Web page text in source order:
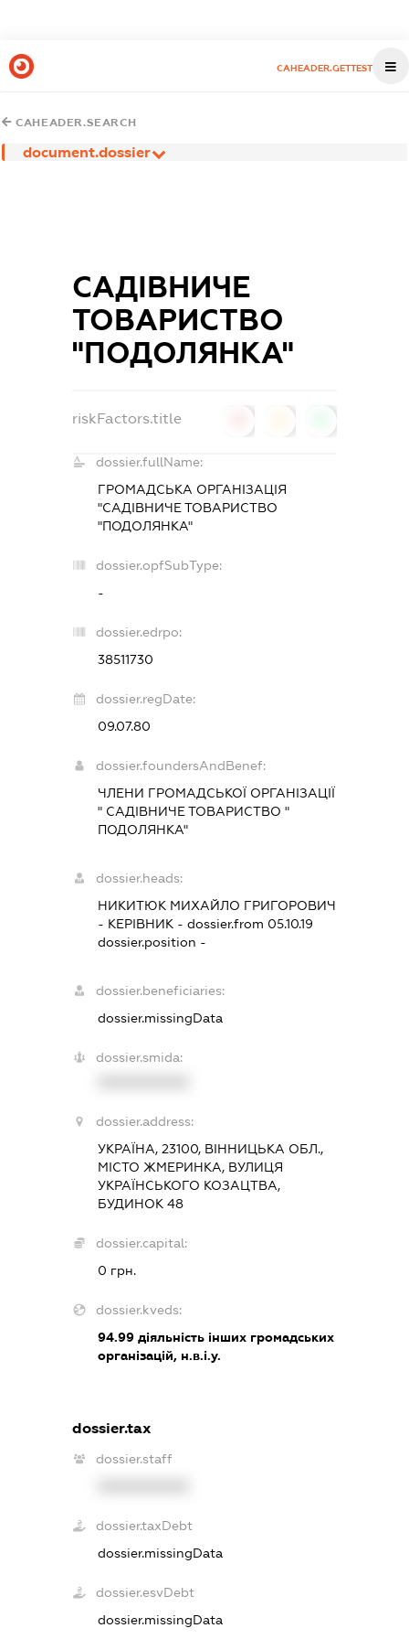
CAHEADER.GETTEST
CAHEADER.SEARCH
document.dossier
САДІВНИЧЕ
ТОВАРИСТВО
"ПОДОЛЯНКА"
riskFactors.title
dossier.fullName:
ГРОМАДСЬКА ОРГАНІЗАЦІЯ
"САДІВНИЧЕ ТОВАРИСТВО
"ПОДОЛЯНКА"
dossier.opfSubType:
-
dossier.edrpo:
38511730
dossier.regDate:
09.07.80
dossier.foundersAndBenef:
ЧЛЕНИ ГРОМАДСЬКОЇ ОРГАНІЗАЦІЇ
" САДІВНИЧЕ ТОВАРИСТВО "
ПОДОЛЯНКА"
dossier.heads:
НИКИТЮК МИХАЙЛО ГРИГОРОВИЧ
- КЕРІВНИК - dossier.from 05.10.19
dossier.position -
dossier.beneficiaries:
dossier.missingData
dossier.smida:
dossier.address:
УКРАЇНА, 23100, ВІННИЦЬКА ОБЛ.,
МІСТО ЖМЕРИНКА, ВУЛИЦЯ
УКРАЇНСЬКОГО КОЗАЦТВА,
БУДИНОК 48
dossier.capital:
0 грн.
dossier.kveds:
94.99діяльність інших громадських
організацій, н.в.і.у.
dossier.tax
dossier.staff
dossier.taxDebt
dossier.missingData
dossier.esvDebt
dossier.missingData